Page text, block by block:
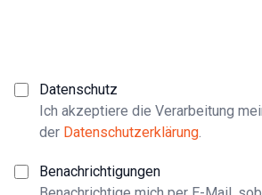
Datenschutz
Ich akzeptiere die Verarbeitung
der Datenschutzerklärung.
Benachrichtigungen